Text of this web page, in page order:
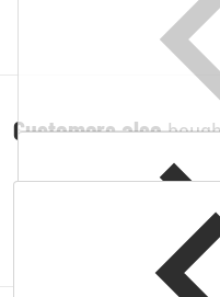
Customers also